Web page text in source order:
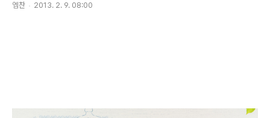
엠찬 2013. 2. 9. 08:00